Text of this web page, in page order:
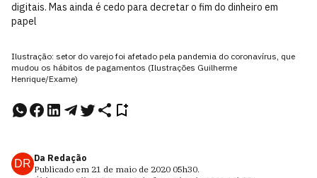
digitais. Mas ainda é cedo para decretar o fim do dinheiro em
papel
Ilustração: setor do varejo foi afetado pela pandemia do coronavírus, que
mudou os hábitos de pagamentos (Ilustrações Guilherme
Henrique/Exame)
DR Da Redação
Publicado em 21 de maio de 2020 05h30.